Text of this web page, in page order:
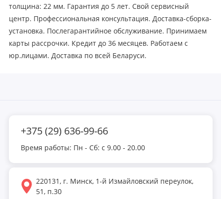
толщина: 22 мм. Гарантия до 5 лет. Свой сервисный
центр. Профессиональная консультация. Доставка-сборка-
установка. Послегарантийное обслуживание. Принимаем
карты рассрочки. Кредит до 36 месяцев. Работаем с
юр.лицами. Доставка по всей Беларуси.
+375 (29) 636-99-66
Время работы: Пн - Сб: с 9.00 - 20.00
220131, г. Минск, 1-й Измайловский переулок,
51, п.30